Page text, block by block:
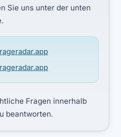
Sie uns unter der unten
Fragen innerhalb
beantworten.